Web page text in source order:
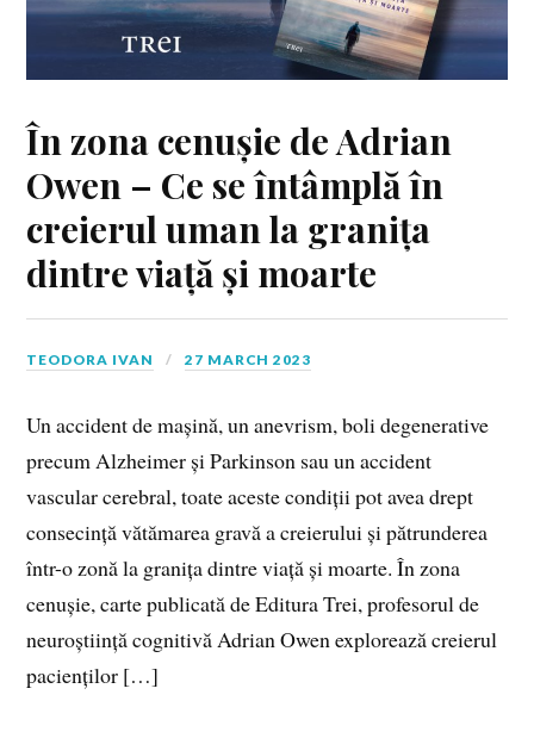
În zona cenușie de Adrian
Owen – Ce se întâmplă în
creierul uman la granița
dintre viață și moarte
TEODORA IVAN 27 MARCH 2023
Un accident de mașină, un anevrism, boli degenerative
precum Alzheimer și Parkinson sau un accident
vascular cerebral, toate aceste condiții pot avea drept
consecință vătămarea gravă a creierului și pătrunderea
într-o zonă la granița dintre viață și moarte. În zona
cenușie, carte publicată de Editura Trei, profesorul de
neuroștiință cognitivă Adrian Owen explorează creierul
pacienților […]